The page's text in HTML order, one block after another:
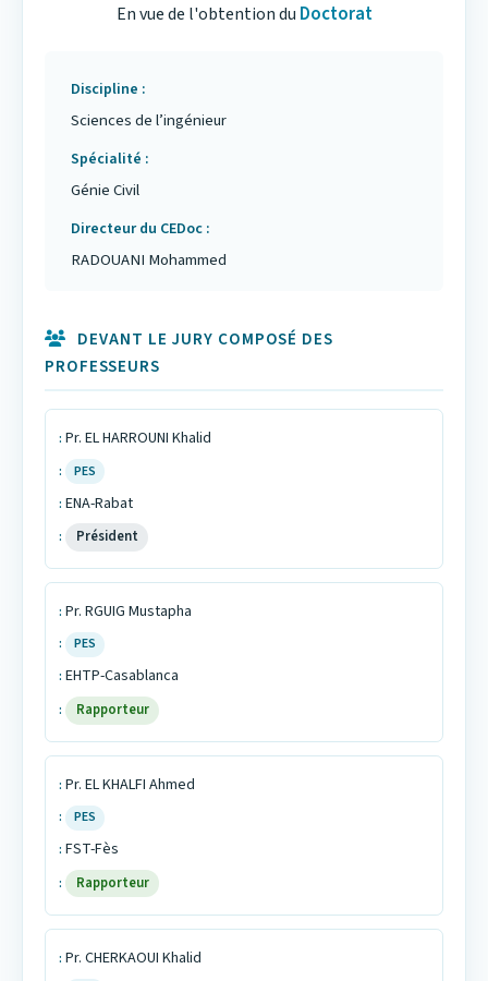
En vue de l'obtention du Doctorat
Discipline
Sciences de l’ingénieur
Spécialité
Génie Civil
Directeur du CEDoc
RADOUANI Mohammed
DEVANT LE JURY COMPOSÉ DES
PROFESSEURS
Pr. EL HARROUNI Khalid
PES
ENA-Rabat
Président
Pr. RGUIG Mustapha
PES
EHTP-Casablanca
Rapporteur
Pr. EL KHALFI Ahmed
PES
FST-Fès
Rapporteur
Pr. CHERKAOUI Khalid